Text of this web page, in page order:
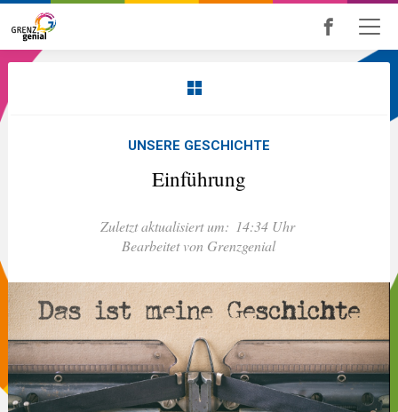
Skip
to
content
UNSERE GESCHICHTE
Einführung
Zuletzt aktualisiert um: 14:34 Uhr
Bearbeitet von Grenzgenial